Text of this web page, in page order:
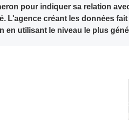
pour indiquer sa relation
L’agence créant les données
en utilisant le niveau le plus